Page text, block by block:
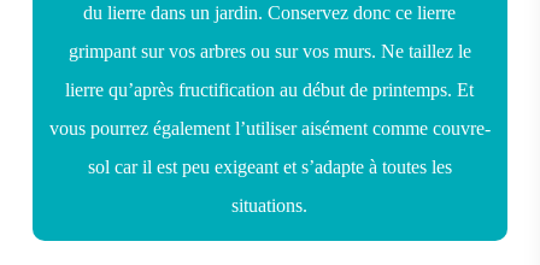
du lierre dans un jardin. Conservez donc ce lierre
grimpant sur vos arbres ou sur vos murs. Ne taillez le
lierre qu’après fructification au début de printemps. Et
vous pourrez également l’utiliser aisément comme couvre-
sol car il est peu exigeant et s’adapte à toutes les
situations.